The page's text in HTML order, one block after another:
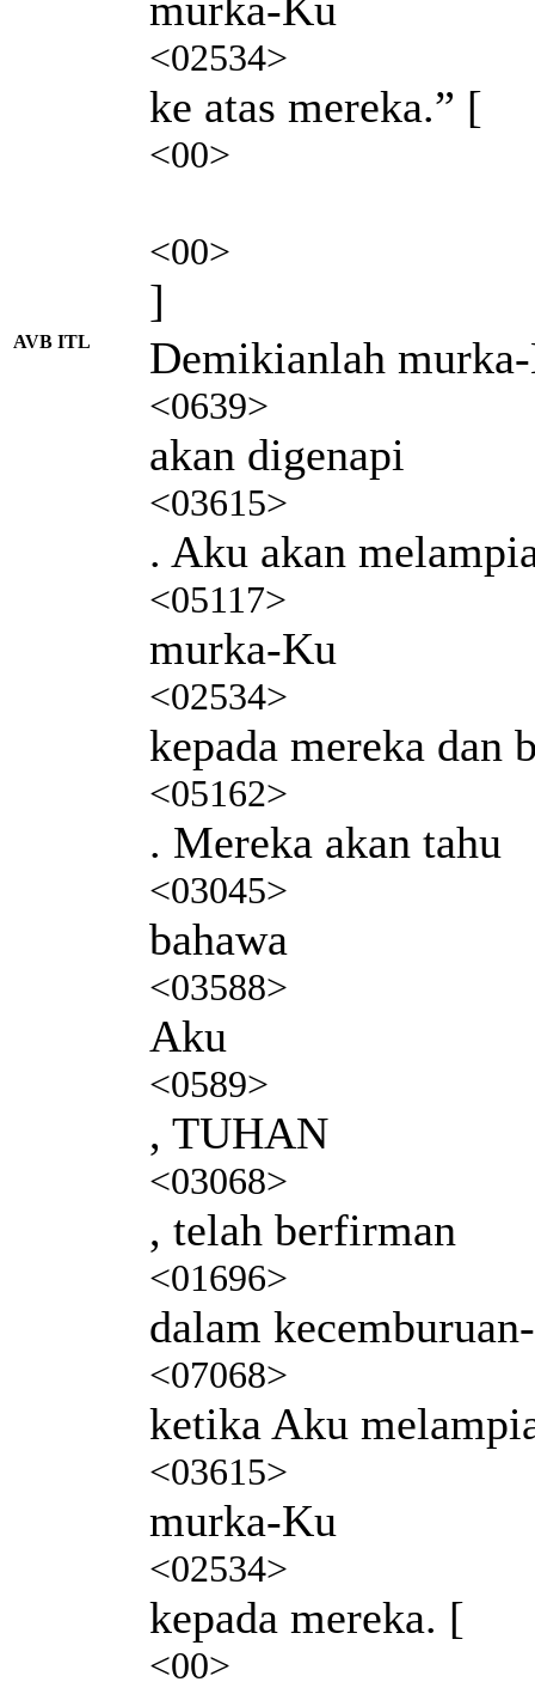
<02534>
ke atas mereka.” [
<00>
<00>
]
AVB ITL Demikianlah
<0639>
akan digenapi
<03615>
. Aku akan
<05117>
murka-Ku
<02534>
kepada mereka dan
<05162>
. Mereka akan tahu
<03045>
bahawa
<03588>
Aku
<0589>
, TUHAN
<03068>
, telah berfirman
<01696>
dalam
<07068>
ketika Aku
<03615>
murka-Ku
<02534>
kepada mereka. [
<00>